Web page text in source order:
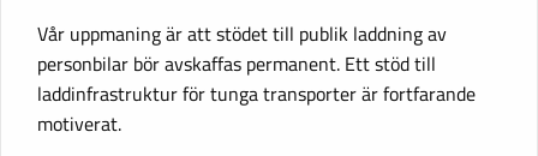
Vår uppmaning är att stödet till publik laddning av
personbilar bör avskaffas permanent. Ett stöd till
laddinfrastruktur för tunga transporter är fortfarande
motiverat.